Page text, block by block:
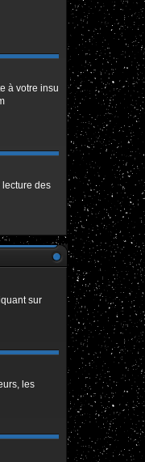
à votre insu
lecture des
sur
les